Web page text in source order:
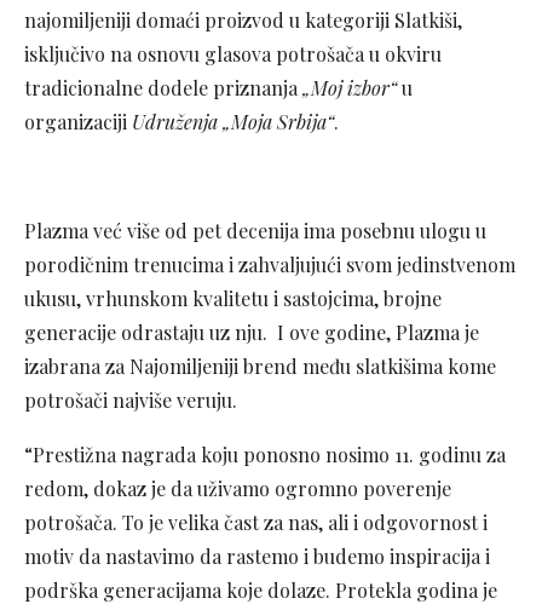
najomiljeniji domaći proizvod u kategoriji Slatkiši,
isključivo na osnovu glasova potrošača u okviru
tradicionalne dodele priznanja „Moj izbor“u
organizaciji Udruženja „Moja Srbija“.
Plazma već više od pet decenija ima posebnu ulogu u
porodičnim trenucima i zahvaljujući svom jedinstvenom
ukusu, vrhunskom kvalitetu i sastojcima, brojne
generacije odrastaju uz nju. I ove godine, Plazma je
izabrana za Najomiljeniji brend među slatkišima kome
potrošači najviše veruju.
“Prestižna nagrada koju ponosno nosimo 11. godinu za
redom, dokaz je da uživamo ogromno poverenje
potrošača. To je velika čast za nas, ali i odgovornost i
motiv da nastavimo da rastemo i budemo inspiracija i
podrška generacijama koje dolaze. Protekla godina je